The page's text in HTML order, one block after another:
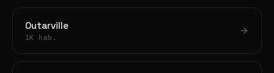
Outarville
1K hab.